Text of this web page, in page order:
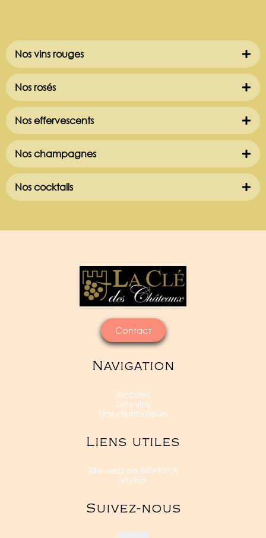
Nos vins rouges
Nos rosés
Nos effervescents
Nos champagnes
Nos cocktails
Contact
Navigation
Accueil
Nos vins
Nos distributeurs
Liens utiles
Site web de BRAKINA
Vivino
Suivez-nous